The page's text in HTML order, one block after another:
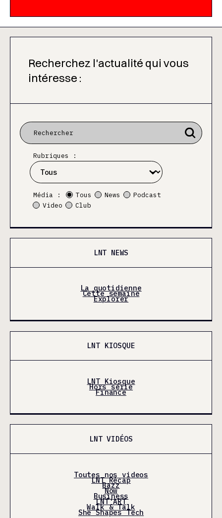
Recherchez l'actualité qui vous
intéresse :
Rubriques :
Média : Tous News
Podcast
Video
Club
LNT NEWS
La quotidienne
Cette semaine
Explorer
LNT KIOSQUE
LNT Kiosque
Hors série
Finance
LNT VIDÉOS
Toutes nos videos
LNT Récap
Bazz
Now
Business
LNT'ART
Walk & Talk
She Shapes Tech